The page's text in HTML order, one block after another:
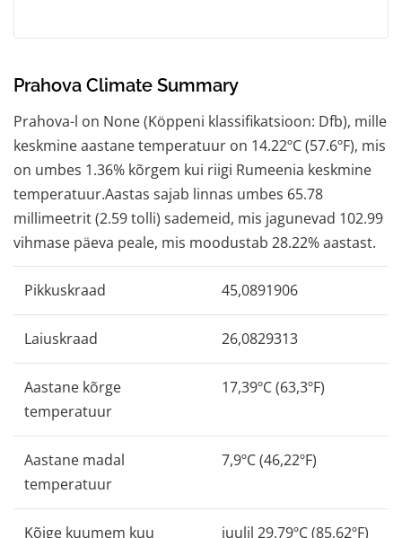
Prahova Climate Summary
Prahova-l on None (Köppeni klassifikatsioon: Dfb), mille
keskmine aastane temperatuur on 14.22ºC (57.6ºF), mis
on umbes 1.36% kõrgem kui riigi Rumeenia keskmine
temperatuur.Aastas sajab linnas umbes 65.78
millimeetrit (2.59 tolli) sademeid, mis jagunevad 102.99
vihmase päeva peale, mis moodustab 28.22% aastast.
Pikkuskraad 45,0891906
Laiuskraad 26,0829313
Aastane kõrge
temperatuur
17,39ºC (63,3ºF)
Aastane madal
temperatuur
7,9ºC (46,22ºF)
Kõige kuumem kuu juulil 29,79ºC (85,62ºF)